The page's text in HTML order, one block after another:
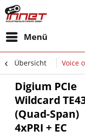
Menü
Übersicht Voice
Digium PCIe
Wildcard
(Quad-Span)
4xPRI + EC